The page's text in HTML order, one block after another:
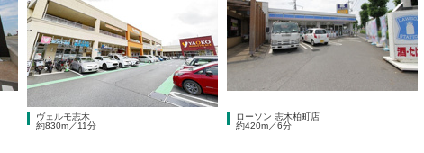
ヴェルモ志木
約830m／11分
ローソン 志木柏町店
約420m／6分